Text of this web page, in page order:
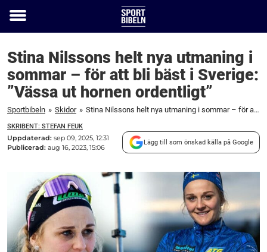
Toggle
Stina Nilssons helt nya utmaning i
sommar – för att bli bäst i Sverige:
”Vässa ut hornen ordentligt”
Sportbibeln » Skidor » Stina Nilssons helt nya utmaning i sommar – för att bli bäst i Sverige: "Vässa ut hornen ordentligt"
SKRIBENT: STEFAN FEUK
Uppdaterad: sep 09, 2025, 12:31
Publicerad: aug 16, 2023, 15:06
Lägg till som önskad källa på Google